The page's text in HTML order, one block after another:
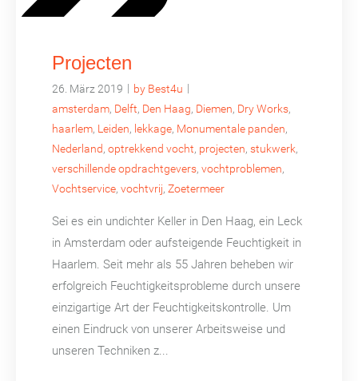
Projecten
26. März 2019 | by Best4u |
amsterdam, Delft, Den Haag, Diemen, Dry Works,
haarlem, Leiden, lekkage, Monumentale panden,
Nederland, optrekkend vocht, projecten, stukwerk,
verschillende opdrachtgevers, vochtproblemen,
Vochtservice, vochtvrij, Zoetermeer
Sei es ein undichter Keller in Den Haag, ein Leck
in Amsterdam oder aufsteigende Feuchtigkeit in
Haarlem. Seit mehr als 55 Jahren beheben wir
erfolgreich Feuchtigkeitsprobleme durch unsere
einzigartige Art der Feuchtigkeitskontrolle. Um
einen Eindruck von unserer Arbeitsweise und
unseren Techniken z...